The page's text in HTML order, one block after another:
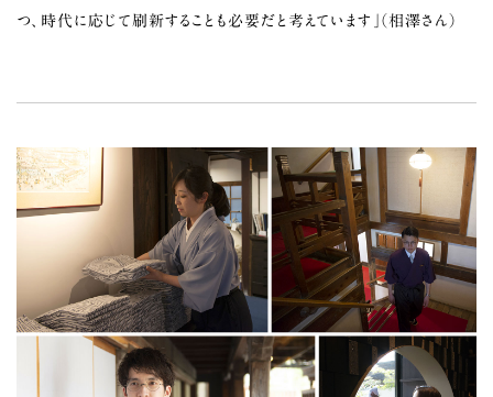
つ、時代に応じて刷新することも必要だと考えています」（相澤さん）